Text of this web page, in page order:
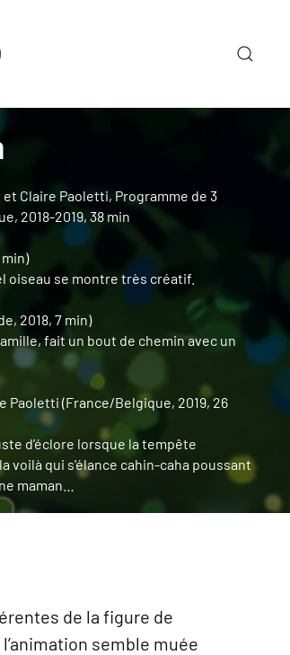
Claire Paoletti, Programme de 3
2018-2019, 38 min
oiseau se montre très créatif.
2018, 7 min)
fait un bout de chemin avec un
Paoletti (France/Belgique, 2019, 26
d’éclore lorsque la tempête
voilà qui s'élance cahin-caha poussant
maman…
de la figure de
semble muée